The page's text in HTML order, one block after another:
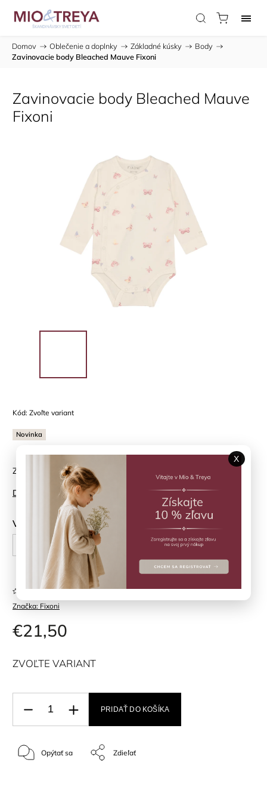
Domov / Oblečenie a doplnky / Základné kúsky / Body /
Zavinovacie body Bleached Mauve Fixoni
Zavinovacie body Bleached Mauve
Fixoni
Kód: Zvoľte variant
Novinka
Zavinovacie body Bleached Mauve Fixoni
Detailné informácie
Veľkosť
62 cm 74 cm
Značka: Fixoni
Neohodnotené
€21,50
ZVOĽTE VARIANT
PRIDAŤ DO KOŠÍKA
Opýtať sa Zdieľať
X